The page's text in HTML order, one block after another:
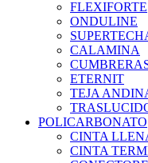
FLEXIFORTE
ONDULINE
CALAMINA
ETERNIT
TEJA
POLICARBONATO
CINTA
CINTA